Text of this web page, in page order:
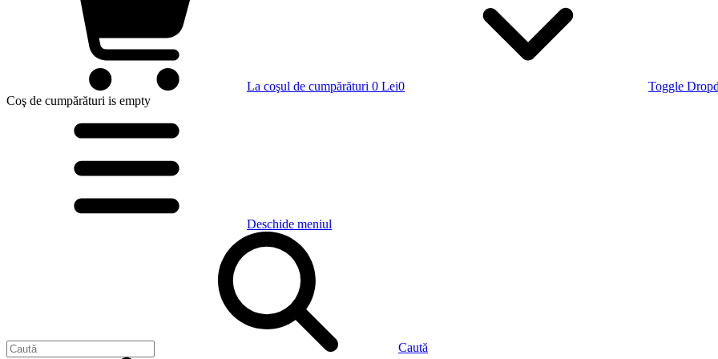
La coşul de cumpărături 0 Lei0
Toggle
Coş de cumpărături is empty
Deschide meniul
Caută